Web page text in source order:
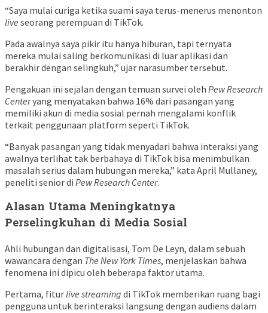
“Saya mulai curiga ketika suami saya terus-menerus menonton
live seorang perempuan di TikTok.
Pada awalnya saya pikir itu hanya hiburan, tapi ternyata
mereka mulai saling berkomunikasi di luar aplikasi dan
berakhir dengan selingkuh,” ujar narasumber tersebut.
Pengakuan ini sejalan dengan temuan survei oleh Pew Research
Centeryang menyatakan bahwa 16% dari pasangan yang
memiliki akun di media sosial pernah mengalami konflik
terkait penggunaan platform seperti TikTok.
“Banyak pasangan yang tidak menyadari bahwa interaksi yang
awalnya terlihat tak berbahaya di TikTok bisa menimbulkan
masalah serius dalam hubungan mereka,” kata April Mullaney,
peneliti senior di Pew Research Center.
Alasan Utama Meningkatnya
Perselingkuhan di Media Sosial
Ahli hubungan dan digitalisasi, Tom De Leyn, dalam sebuah
wawancara dengan The New York Times, menjelaskan bahwa
fenomena ini dipicu oleh beberapa faktor utama.
Pertama, fiturlive streaming di TikTok memberikan ruang bagi
pengguna untuk berinteraksi langsung dengan audiens dalam